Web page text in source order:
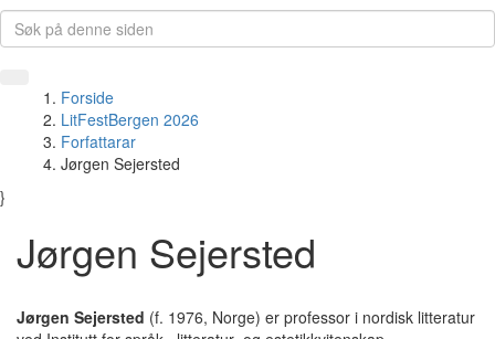
Forside
LitFestBergen 2026
Forfattarar
Jørgen Sejersted
}
Jørgen Sejersted
Jørgen Sejersted (f. 1976, Norge) er professor i nordisk litteratur